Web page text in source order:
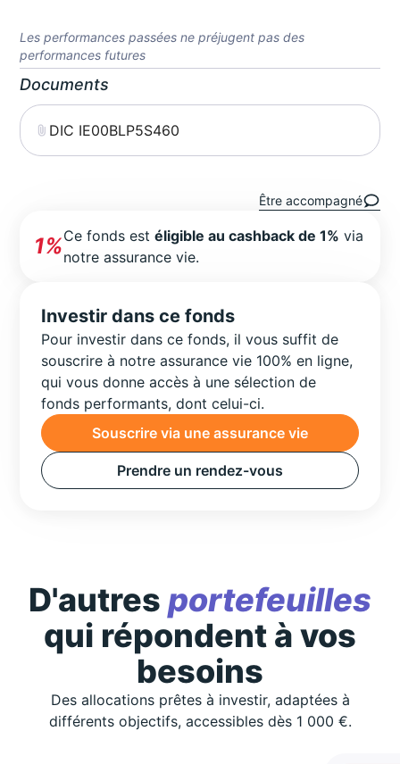
Les performances passées ne préjugent pas des
performances futures
Documents
DIC IE00BLP5S460
Être accompagné
1%Ce fonds estéligible au cashback de 1% via
notre assurance vie.
Investir dans ce fonds
Pour investir dans ce fonds, il vous suffit de
souscrire à notre assurance vie 100% en ligne,
qui vous donne accès à une sélection de
fonds performants, dont celui-ci.
Souscrire via une assurance vie
Prendre un rendez-vous
D'autres portefeuilles
qui répondent à vos
besoins
Des allocations prêtes à investir, adaptées à
différents objectifs, accessibles dès 1 000 €.